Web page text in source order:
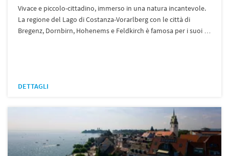
Vivace e piccolo-cittadino, immerso in una natura incantevole.
La regione del Lago di Costanza-Vorarlberg con le città di
Bregenz, Dornbirn, Hohenems e Feldkirch è famosa per i suoi …
DETTAGLI